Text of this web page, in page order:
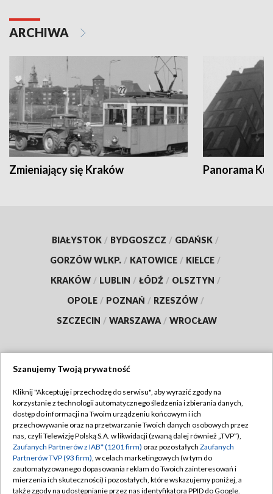
ARCHIWA
Zmieniający się Kraków Panorama
BIAŁYSTOK / BYDGOSZCZ / GDAŃSK /
GORZÓW WLKP. / KATOWICE / KIELCE /
KRAKÓW / LUBLIN / ŁÓDŹ / OLSZTYN /
OPOLE / POZNAŃ / RZESZÓW /
SZCZECIN / WARSZAWA / WROCŁAW
TVP
Abonament TVP
Emisja w TVP
Centrum informacji TVP
Naziemna Telewizja Cyfrowa
Regulamin TVP
Polityka prywatności
Moje zgody
Pomoc
Szanujemy Twoją prywatność
Kliknij "Akceptuję i przechodzę do serwisu", aby wyrazić zgody na
korzystanie z technologii automatycznego śledzenia i zbierania danych,
dostęp do informacji na Twoim urządzeniu końcowym i ich
przechowywanie oraz na przetwarzanie Twoich danych osobowych przez
nas, czyli Telewizję Polską S.A. w likwidacji (zwaną dalej również „TVP”),
Zaufanych Partnerów z IAB* (1201 firm) oraz pozostałych Zaufanych
Partnerów TVP (93 firm), w celach marketingowych (w tym do
zautomatyzowanego dopasowania reklam do Twoich zainteresowań i
mierzenia ich skuteczności) i pozostałych, które wskazujemy poniżej, a
także zgody na udostępnianie przez nas identyfikatora PPID do Google.